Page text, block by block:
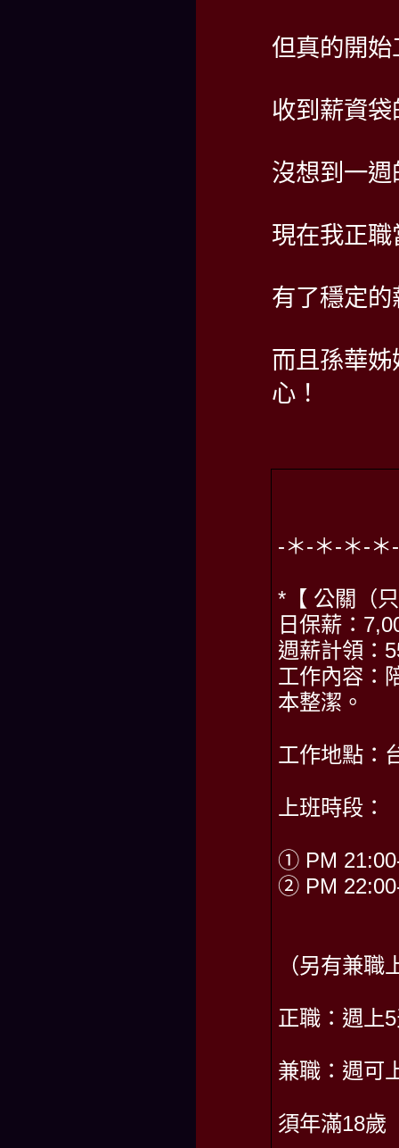
但真的開
收到薪資
沒想到一
現在我正
有了穩定
而且孫華
心！
-＊-＊-＊-
*【 公關（
日保薪：
週薪計領：
工作內容：
本整潔。
工作地點：
上班時段：
① PM
② PM
（另有兼職
正職：週上
兼職：週可
須年滿18歲